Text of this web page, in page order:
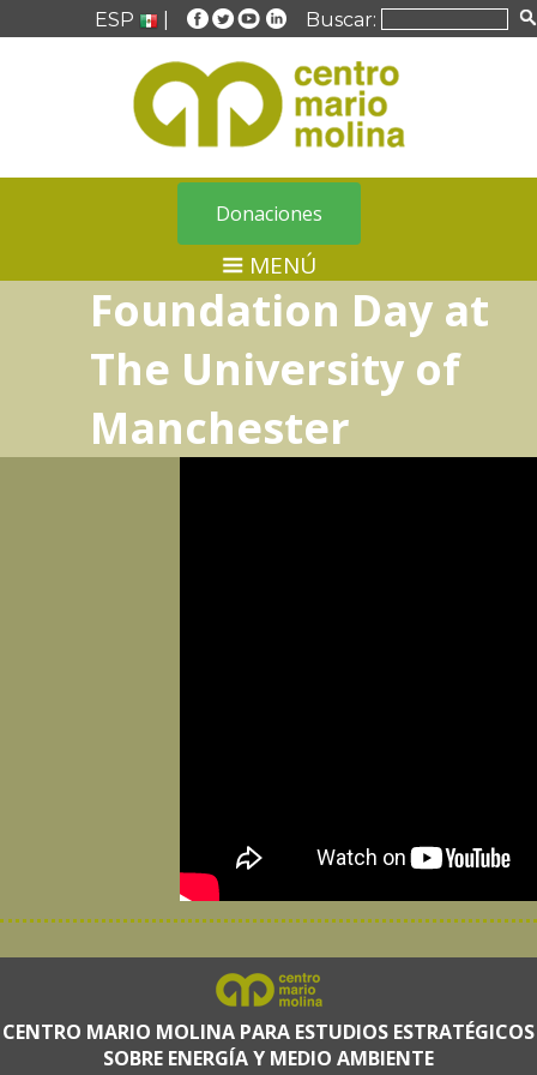
ESP Buscar:
Donaciones
MENÚ
Foundation Day at
The University of
Manchester
CENTRO MARIO MOLINA PARA ESTUDIOS ESTRATÉGICOS
SOBRE ENERGÍA Y MEDIO AMBIENTE